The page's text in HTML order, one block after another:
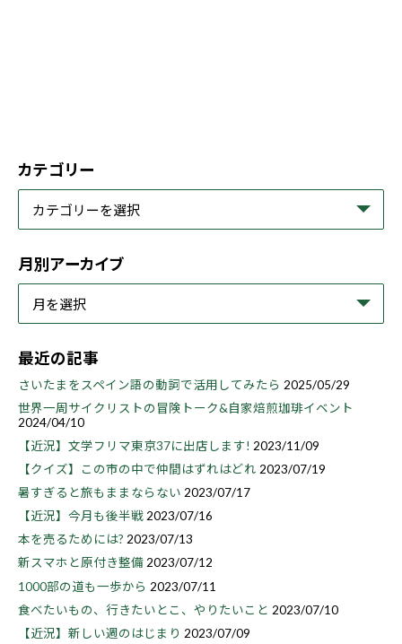
カテゴリー
月別アーカイブ
最近の記事
さいたまをスペイン語の動詞で活用してみたら 2025/05/29
世界一周サイクリストの冒険トーク&自家焙煎珈琲イベント
2024/04/10
【近況】文学フリマ東京37に出店します! 2023/11/09
【クイズ】この市の中で仲間はずれはどれ 2023/07/19
暑すぎると旅もままならない 2023/07/17
【近況】今月も後半戦 2023/07/16
本を売るためには? 2023/07/13
新スマホと原付き整備2023/07/12
1000部の道も一歩から 2023/07/11
食べたいもの、行きたいとこ、やりたいこと 2023/07/10
【近況】新しい週のはじまり 2023/07/09